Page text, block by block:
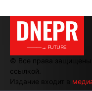
DNEPR
———→ FUTURE
© Все права защищены.
ссылкой.
Издание входит в